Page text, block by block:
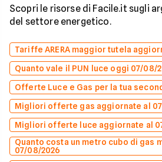
Scopri le risorse di Facile.it sugli
del settore energetico.
Tariffe ARERA maggior tutela
Quanto vale il PUN luce oggi 07/08/
Offerte Luce e Gas per la tua
Migliori offerte gas aggiornate al
Migliori offerte luce aggiornate al
Quanto costa un metro cubo di gas
07/08/2026